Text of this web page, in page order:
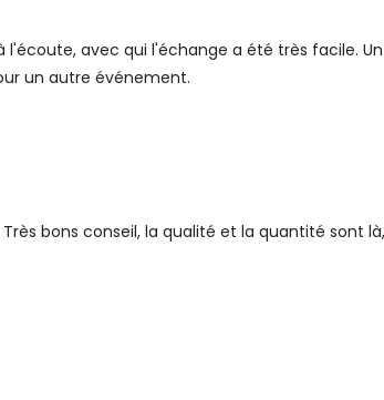
avec qui l'échange a été très facile.
un autre événement.
bons conseil, la qualité et la quantité sont